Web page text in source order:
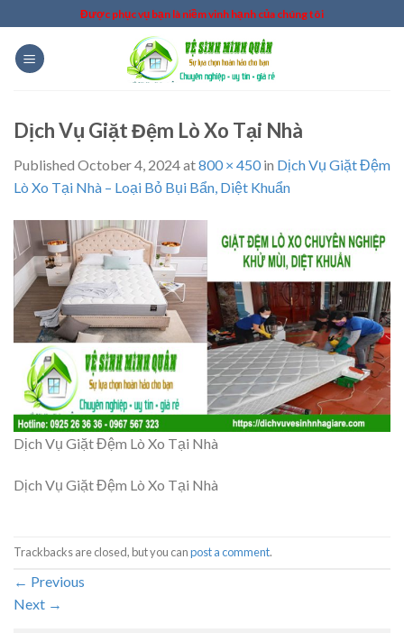
to
content
Được phục vụ bạn là niềm vinh hạnh của chúng tôi
Dịch Vụ Giặt Đệm Lò Xo Tại Nhà
Published October 4, 2024at800 × 450in Dịch Vụ Giặt Đệm
Lò Xo Tại Nhà – Loại Bỏ Bụi Bẩn, Diệt Khuẩn
Dịch Vụ Giặt Đệm Lò Xo Tại Nhà
Dịch Vụ Giặt Đệm Lò Xo Tại Nhà
Trackbacks are closed, but you canpost a comment.
← Previous
Next →